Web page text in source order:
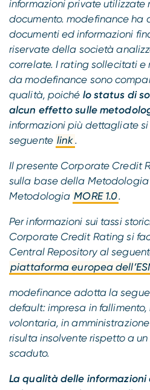
informazioni private utilizzate
documento. modefinance ha
documenti ed informazioni
riservate della società
correlate. I rating sollecitati e
da modefinance sono
qualità, poiché lo status di
alcun effetto sulle
informazioni più dettagliate
seguente link.
Il presente Corporate Credit
sulla base della Metodologia
Metodologia MORE 1.0.
Per informazioni sui tassi
Corporate Credit Rating si
Central Repository al
piattaforma europea
modefinance adotta la
default: impresa in
volontaria, in
risulta insolvente rispetto a
scaduto.
La qualità delle informazioni